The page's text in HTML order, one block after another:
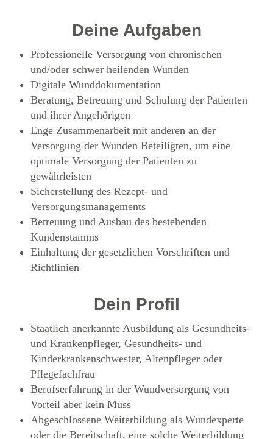
Deine Aufgaben
Professionelle Versorgung von chronischen
und/oder schwer heilenden Wunden
Digitale Wunddokumentation
Beratung, Betreuung und Schulung der Patienten
und ihrer Angehörigen
Enge Zusammenarbeit mit anderen an der
Versorgung der Wunden Beteiligten, um eine
optimale Versorgung der Patienten zu
gewährleisten
Sicherstellung des Rezept- und
Versorgungsmanagements
Betreuung und Ausbau des bestehenden
Kundenstamms
Einhaltung der gesetzlichen Vorschriften und
Richtlinien
Dein Profil
Staatlich anerkannte Ausbildung als Gesundheits-
und Krankenpfleger, Gesundheits- und
Kinderkrankenschwester, Altenpfleger oder
Pflegefachfrau
Berufserfahrung in der Wundversorgung von
Vorteil aber kein Muss
Abgeschlossene Weiterbildung als Wundexperte
oder die Bereitschaft, eine solche Weiterbildung